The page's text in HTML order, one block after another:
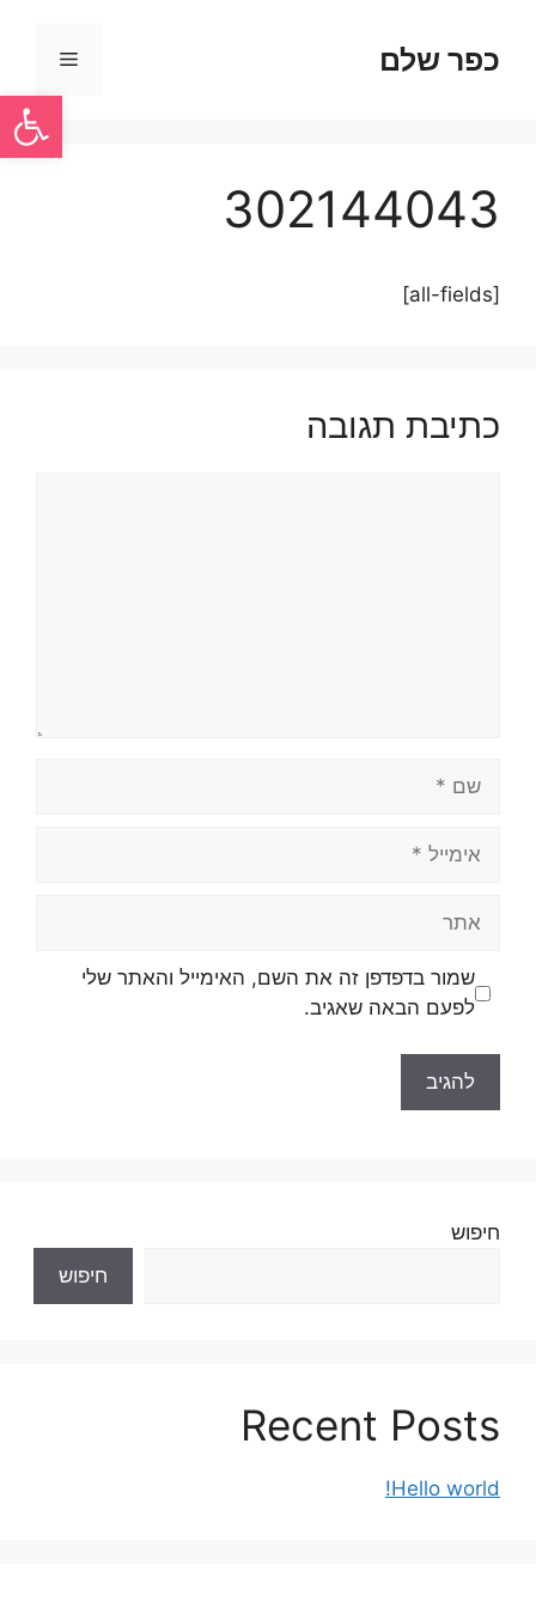
פתח
כפר שלם
302144043
[all-fields]
כתיבת תגובה
שמור בדפדפן זה את השם, האימייל והאתר שלי
לפעם הבאה שאגיב.
חיפוש
חיפוש
Recent Posts
Hello world!